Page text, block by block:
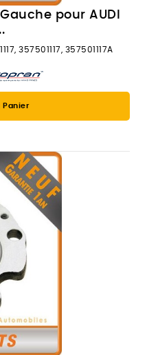
pour AUDI
357501117, 357501117A
Panier